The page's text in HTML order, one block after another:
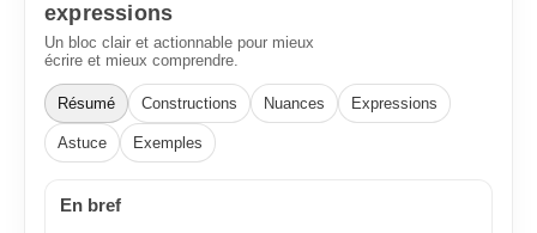
expressions
Un bloc clair et actionnable pour mieux
écrire et mieux comprendre.
Résumé Constructions Nuances Expressions
Astuce Exemples
En bref